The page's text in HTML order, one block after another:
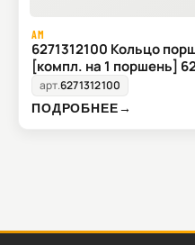
AM
6271312100 Кольцо
[компл. на 1 поршень]
арт.6271312100
ПОДРОБНЕЕ→